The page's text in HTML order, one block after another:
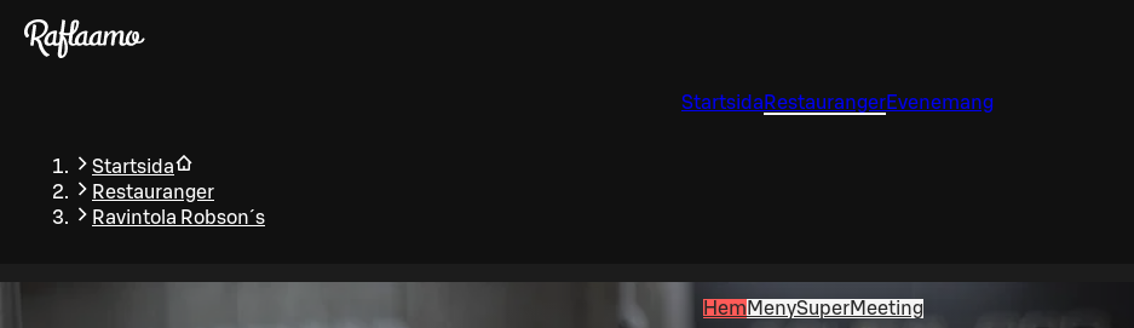
Gå till huvudinnehållet
Startsida RestaurangerEvenemang
Startsida
Restauranger
Ravintola Robson´s
Hem MenySuperMeeting